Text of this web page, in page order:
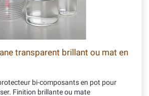
transparent brillant ou mat en
bi-composants en pot pour
Finition brillante ou mate